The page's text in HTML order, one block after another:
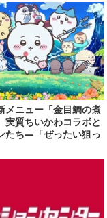
メニュー「金目鯛の煮
実質ちいかわコラボと
たち―「ぜったい狙っ
「映画公開のタイミン
？」